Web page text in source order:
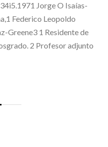
Jorge O Isaías-
Federico Leopoldo
Greene3 1 Residente de
2 Profesor adjunto